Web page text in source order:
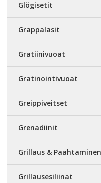
Glögisetit
Grappalasit
Gratiinivuoat
Gratinointivuoat
Greippiveitset
Grenadiinit
Grillaus & Paahtaminen
Grillausesiliinat